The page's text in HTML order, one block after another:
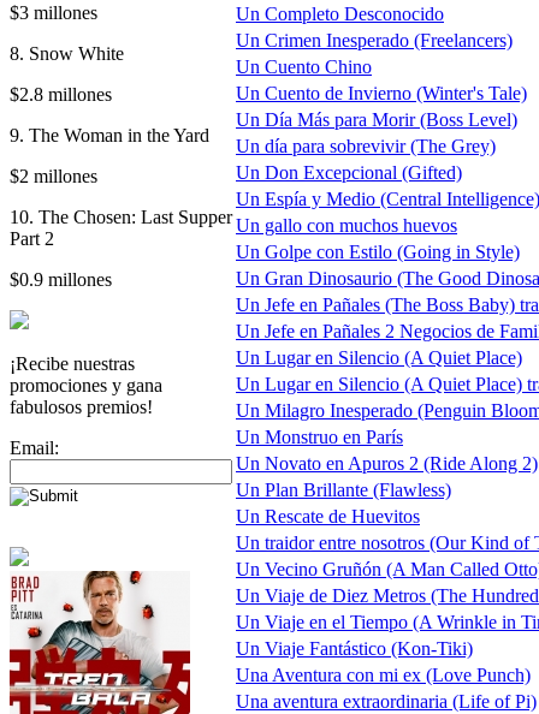
$3 millones
8. Snow White
$2.8 millones
9. The Woman in the Yard
$2 millones
10. The Chosen: Last Supper
Part 2
$0.9 millones
¡Recibe nuestras
promociones y gana
fabulosos premios!
Email:
Un Completo Desconocido
Un Crimen Inesperado (Freelancers)
Un Cuento Chino
Un Cuento de Invierno (Winter's Tale)
Un Día Más para Morir (Boss Level)
Un día para sobrevivir (The Grey)
Un Don Excepcional (Gifted)
Un Espía y Medio (Central Intelligence)
Un gallo con muchos huevos
Un Golpe con Estilo (Going in Style)
Un Gran Dinosaurio (The Good
Un Jefe en Pañales (The Boss Baby)
Un Jefe en Pañales 2 Negocios de
Un Lugar en Silencio (A Quiet Place)
Un Lugar en Silencio (A Quiet Place)
Un Milagro Inesperado (Penguin
Un Monstruo en París
Un Novato en Apuros 2 (Ride Along 2)
Un Plan Brillante (Flawless)
Un Rescate de Huevitos
Un traidor entre nosotros (Our Kind of
Un Vecino Gruñón (A Man Called
Un Viaje de Diez Metros (The
Un Viaje en el Tiempo (A Wrinkle in
Un Viaje Fantástico (Kon-Tiki)
Una Aventura con mi ex (Love Punch)
Una aventura extraordinaria (Life of Pi)